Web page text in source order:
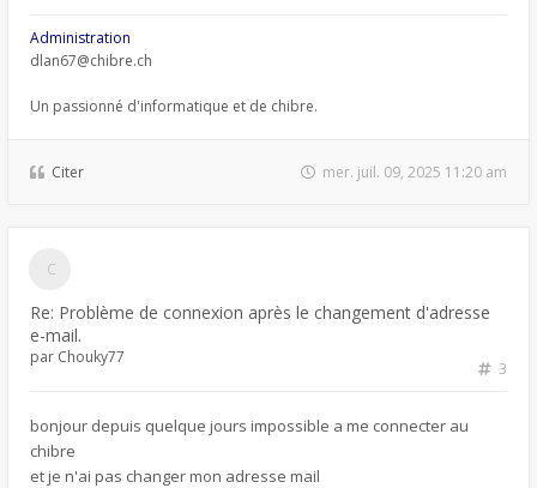
Administration
dlan67@chibre.ch
Un passionné d'informatique et de chibre.
Citer mer. juil. 09, 2025 11:20 am
Re: Problème de connexion après le changement d'adresse
e-mail.
3
par Chouky77
bonjour depuis quelque jours impossible a me connecter au
chibre
et je n'ai pas changer mon adresse mail